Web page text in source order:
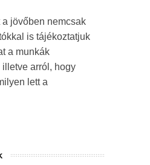
a jövőben nemcsak
is tájékoztatjuk
a munkák
arról, hogy
lett a